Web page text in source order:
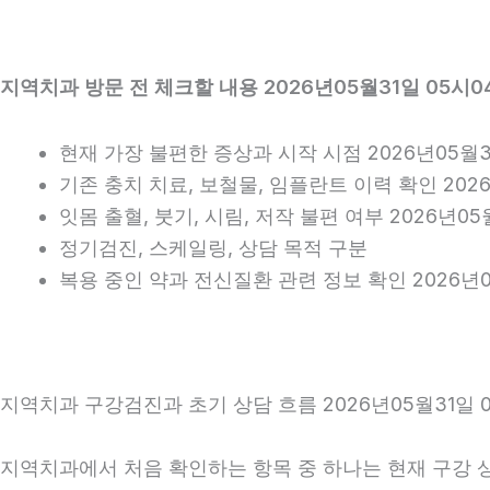
지역치과 방문 전 체크할 내용 2026년05월31일 05시
현재 가장 불편한 증상과 시작 시점 2026년05월
기존 충치 치료, 보철물, 임플란트 이력 확인
잇몸 출혈, 붓기, 시림, 저작 불편 여부 2026년05
정기검진, 스케일링, 상담 목적 구분
복용 중인 약과 전신질환 관련 정보 확인 2026
지역치과 구강검진과 초기 상담 흐름 2026년05월31일
지역치과에서 처음 확인하는 항목 중 하나는 현재 구